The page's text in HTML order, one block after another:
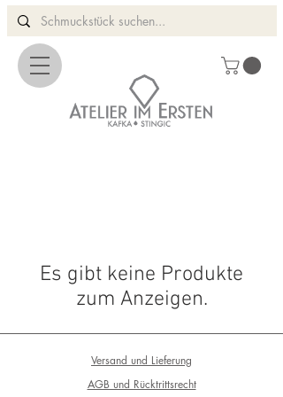
Es gibt keine Produkte
zum Anzeigen.
Versand und Lieferung
AGB und Rücktrittsrecht